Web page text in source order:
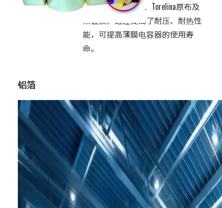
Lumirror、Torayfan、Torelina原布及
蒸镀膜。通过提高了耐压、耐热性
能，可提高薄膜电容器的使用寿
命。
铝箔
业务：
包装材料海外业务电池开发
特点：
重量轻且散热性、耐腐蚀性优异的
铝箔，广泛用于汽车的电装部件和
电池构件等，可改善燃效、提升热
管理性能以及可靠性和耐久性。